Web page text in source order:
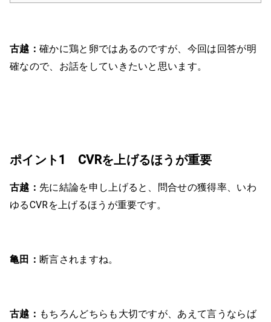
古越： 確かに鶏と卵ではあるのですが、今回は回答が明
確なので、お話をしていきたいと思います。
ポイント1 CVRを上げるほうが重要
古越： 先に結論を申し上げると、問合せの獲得率、いわ
ゆるCVRを上げるほうが重要です。
亀田： 断言されますね。
古越： もちろんどちらも大切ですが、あえて言うならば